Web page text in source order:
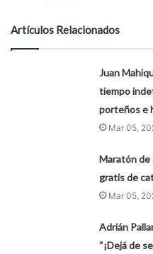
Artículos Relacionados
Juan
tiempo
porteños e
Mar 05,
Maratón de
gratis de
Mar 05,
Adrián
“¡Dejá de